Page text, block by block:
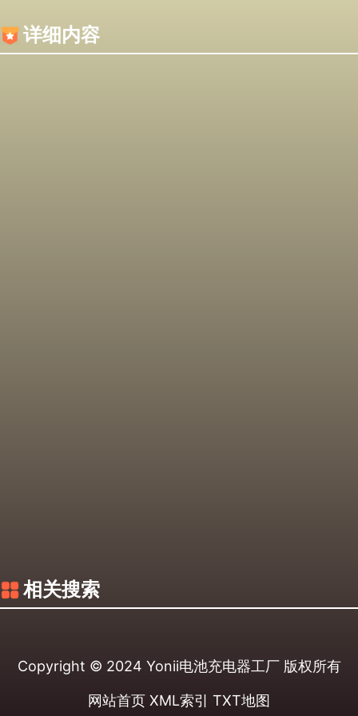
详细内容
相关搜索
Copyright © 2024 Yonii电池充电器工厂版权所有
网站首页 XML索引 TXT地图